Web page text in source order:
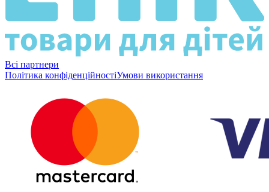
Всі партнери
Політика конфіденційностіУмови використання